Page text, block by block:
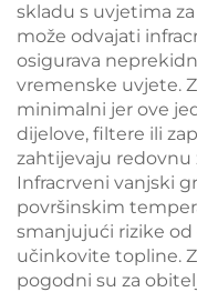
skladu s uvjetima
može odvajati
osigurava
vremenske uvjete.
minimalni jer ove
dijelove, filtere ili
zahtijevaju redovnu
Infracrveni vanjski
površinskim
smanjujući rizike
učinkovite topline.
pogodni su za